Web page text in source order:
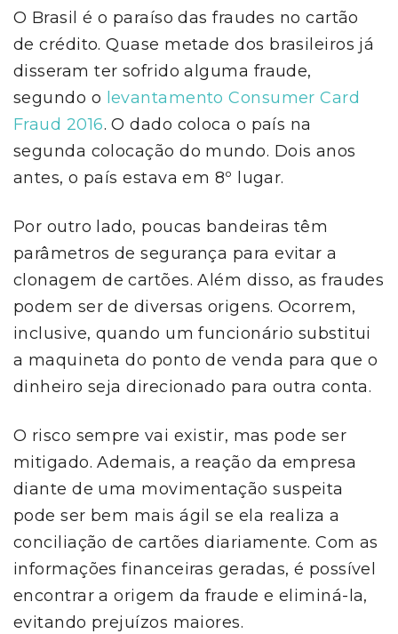
O Brasil é o paraíso das fraudes no cartão
de crédito. Quase metade dos brasileiros já
disseram ter sofrido alguma fraude,
segundo o levantamento Consumer Card
Fraud 2016. O dado coloca o país na
segunda colocação do mundo. Dois anos
antes, o país estava em 8º lugar.
Por outro lado, poucas bandeiras têm
parâmetros de segurança para evitar a
clonagem de cartões. Além disso, as fraudes
podem ser de diversas origens. Ocorrem,
inclusive, quando um funcionário substitui
a maquineta do ponto de venda para que o
dinheiro seja direcionado para outra conta.
O risco sempre vai existir, mas pode ser
mitigado. Ademais, a reação da empresa
diante de uma movimentação suspeita
pode ser bem mais ágil se ela realiza a
conciliação de cartões diariamente. Com as
informações financeiras geradas, é possível
encontrar a origem da fraude e eliminá-la,
evitando prejuízos maiores.